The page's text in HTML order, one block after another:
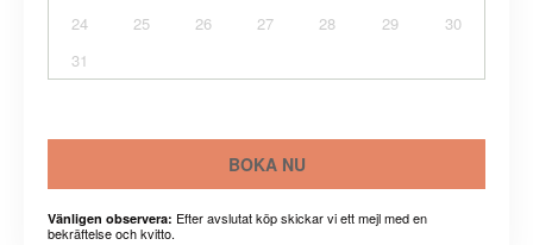
24
25 26 27 28 29
30
31
BOKA NU
Vänligen observera: Efter avslutat köp skickar vi ett mejl med en
bekräftelse och kvitto.